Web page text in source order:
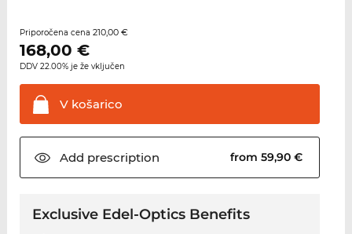
Priporočena cena 210,00 €
168,00 €
DDV 22.00% je že vključen
Vkošarico
Add prescription from 59,90 €
Exclusive Edel-Optics Benefits